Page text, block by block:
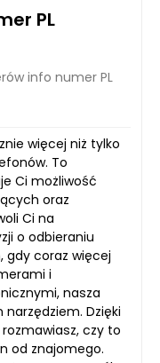
PL
info numer PL
więcej niż tylko
To
Ci możliwość
oraz
Ci na
o odbieraniu
gdy coraz więcej
i
nasza
Dzięki
czy to
od znajomego.